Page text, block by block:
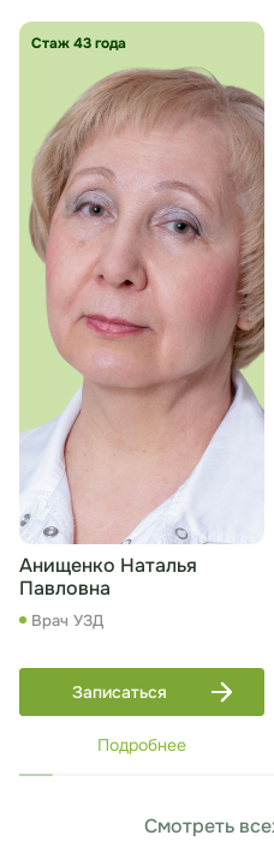
Стаж 43 года
Анищенко Наталья
Павловна
Врач УЗД
Записаться
Подробнее
Смотреть